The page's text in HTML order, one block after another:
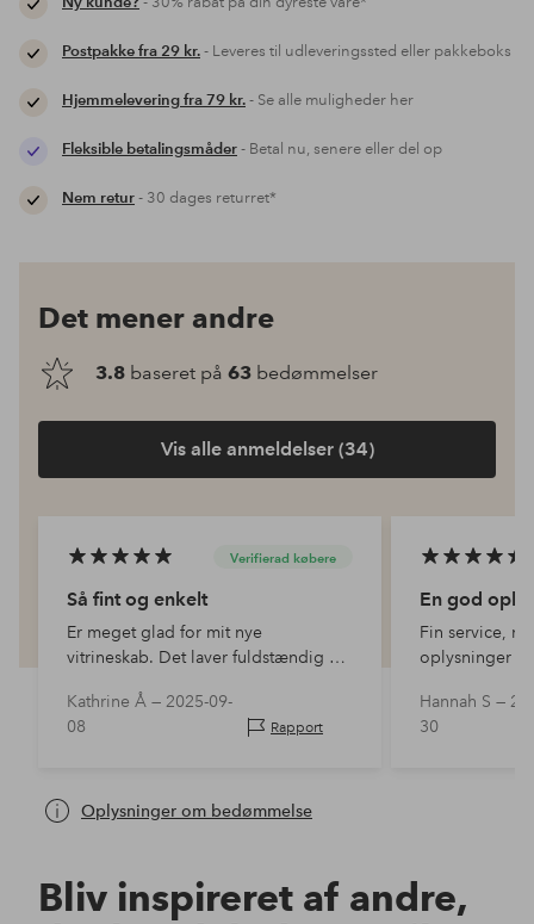
Postpakke fra 29 kr.- Leveres til udleveringssted eller pakkeboks
Hjemmelevering fra 79 kr.- Se alle muligheder her
Fleksible betalingsmåder- Betal nu, senere eller del op
Nem retur- 30 dages returret*
Det mener andre
3.8 baseret på 63 bedømmelser
Vis alle anmeldelser (34)
Verifierad købere
Så fint og enkelt
Er meget glad for mit nye
vitrineskab. Det laver fuldstændig op
Kathrine Å — 2025-09-
08
Rapport
En god
Fin service,
oplysninger
handel
Hannah S —
30
Oplysninger om bedømmelse
Bliv inspireret af andre,